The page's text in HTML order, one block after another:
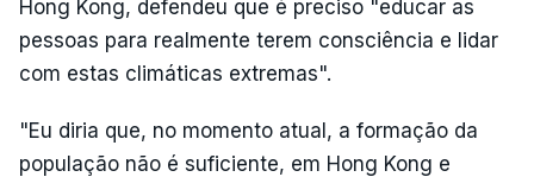
Hong Kong, defendeu que é preciso "educar as
pessoas para realmente terem consciência e lidar
com estas climáticas extremas".
"Eu diria que, no momento atual, a formação da
população não é suficiente, em Hong Kong e